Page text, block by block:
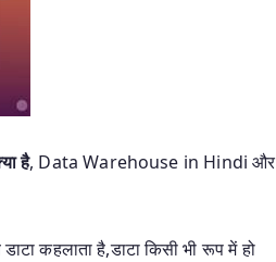
है, Data Warehouse in Hindi और
कहलाता है,डाटा किसी भी रूप में हो